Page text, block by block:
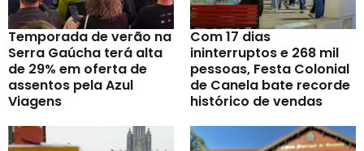
Temporada de verão na
Serra Gaúcha terá alta
de 29% em oferta de
assentos pela Azul
Viagens
Com 17 dias
ininterruptos e 268 mil
pessoas, Festa Colonial
de Canela bate recorde
histórico de vendas